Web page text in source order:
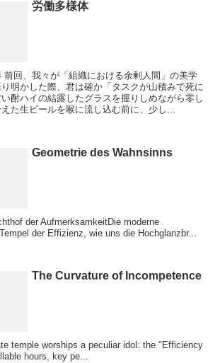
労働多様体
前回、我々が「組織における余剰人間」の美学
明かした際、君は確か「タスクが山積みで死に
酎ハイの結露したグラスを握りしめながら零し
た生ビールを喉に流し込む前に、少し...
Geometrie des Wahnsinns
der AufmerksamkeitDie moderne
der Effizienz, wie uns die Hochglanzbr...
The Curvature of Incompetence
temple worships a peculiar idol: the "Efficiency
hours, key pe...